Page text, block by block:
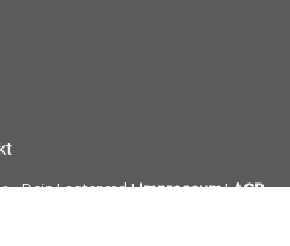
- Dein Lastenrad | Impressum|AGB